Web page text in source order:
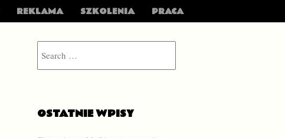
REKLAMA SZKOLENIA PRACA
OSTATNIE WPISY